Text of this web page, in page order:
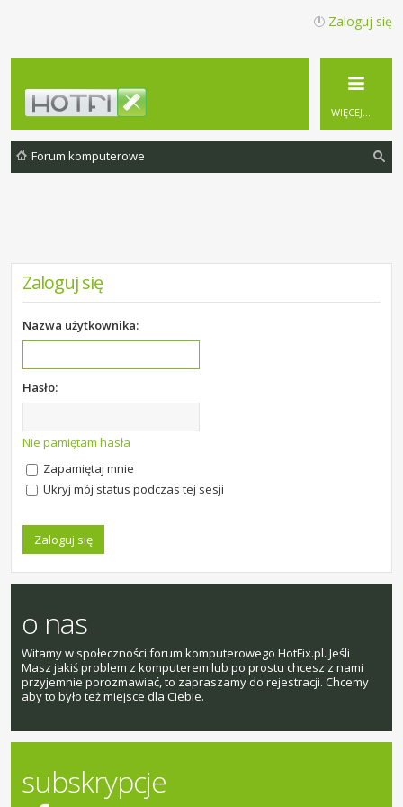
Zaloguj się
WIĘCEJ…
Forum komputerowe
Zaloguj się
Nazwa użytkownika:
Hasło:
Nie pamiętam hasła
Zapamiętaj mnie
Ukryj mój status podczas tej sesji
o nas
Witamy w społeczności forum komputerowego HotFix.pl. Jeśli
Masz jakiś problem z komputerem lub po prostu chcesz z nami
przyjemnie porozmawiać, to zapraszamy do rejestracji. Chcemy
aby to było też miejsce dla Ciebie.
subskrypcje